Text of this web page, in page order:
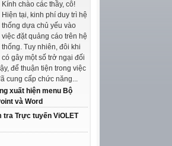
Kính chào các thầy, cô!
Hiện tại, kinh phí duy trì hệ
thống dựa chủ yếu vào
việc đặt quảng cáo trên hệ
thống. Tuy nhiên, đôi khi
có gây một số trở ngại đối
để thuận tiện trong việc
cung cấp chức năng...
xuất hiện menu Bộ
và Word
tra Trực tuyến ViOLET